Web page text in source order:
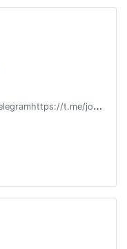
D
t.me/joinchat/